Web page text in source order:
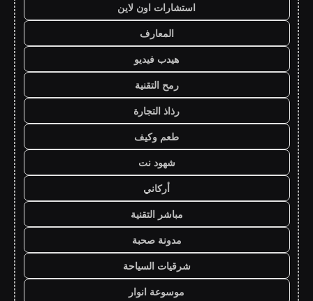
استشارات اون لاين
المعارف
هيدب فيديو
رمح التقنية
رذاذ التجارة
طعم وكيف
شهود نت
أركاني
مباشر التقنية
مدونة صحبة
شرقيات السياحة
موسوعة انوار